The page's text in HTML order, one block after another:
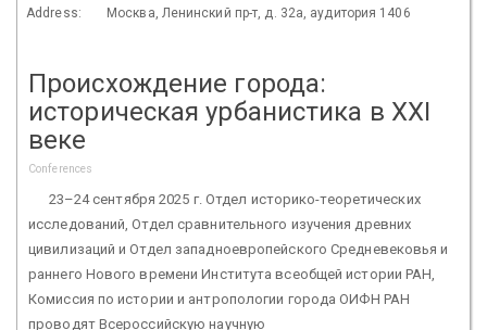
Address: Москва, Ленинский пр-т, д. 32а, аудитория 1406
Происхождение города:
историческая урбанистика в XXI
веке
Conferences
23–24 сентября 2025 г. Отдел историко-теоретических
исследований, Отдел сравнительного изучения древних
цивилизаций и Отдел западноевропейского Средневековья и
раннего Нового времени Института всеобщей истории РАН,
Комиссия по истории и антропологии города ОИФН РАН
проводят Всероссийскую научную